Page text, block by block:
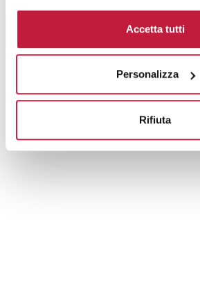
Accetta tutti
Personalizza
Rifiuta
Prodotti alternativi